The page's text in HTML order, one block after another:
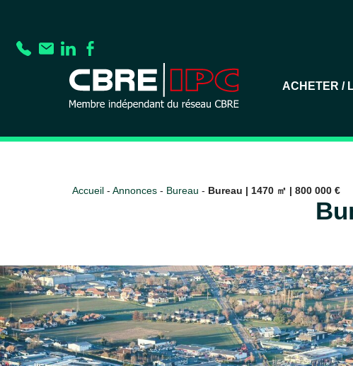
ACHETER /
Accueil - Annonces - Bureau - Bureau | 1470 ㎡ | 800 000 €